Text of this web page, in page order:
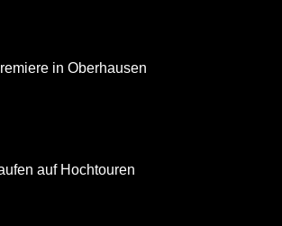
in Oberhausen
auf Hochtouren